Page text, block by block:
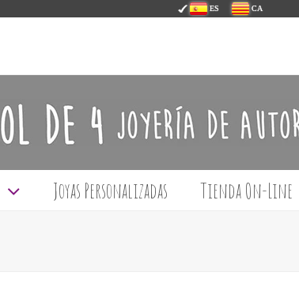
ES CA
Joyas Personalizadas Tienda On-Line